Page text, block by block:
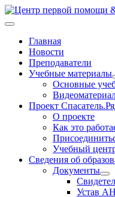
Главная
Новости
Преподаватели
Учебные материалы
Основные
Проект
О проекте
Как это
Учебный
Сведения об
Документы
Устав